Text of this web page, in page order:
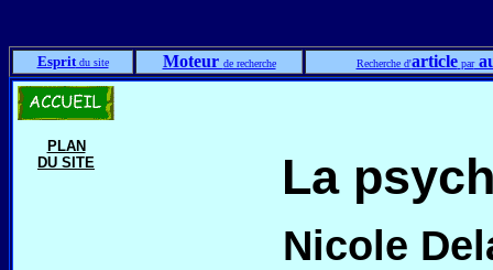
Espritdu site Moteur de recherche Recherche d'article par
PLAN
DU SITE
La
Nicole